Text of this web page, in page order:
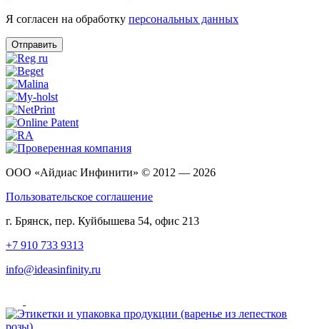
Я согласен на обработку персональных данных
Отправить
ООО «Айдиас Инфинити» © 2012 — 2026
Пользовательское соглашение
г. Брянск, пер. Куйбышева 54, офис 213
+7 910 733 9313
info@ideasinfinity.ru